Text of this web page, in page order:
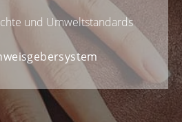
und Umweltstandards